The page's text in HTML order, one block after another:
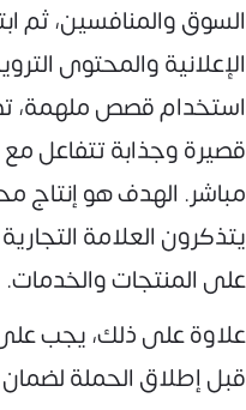
السوق والمنافسين، ثم
الإعلانية والمحتوى
استخدام قصص ملهمة،
قصيرة وجذابة تتفاعل
مباشر. الهدف هو إنتاج
يتذكرون العلامة
على المنتجات والخدمات.
علاوة على ذلك، يجب
قبل إطلاق الحملة